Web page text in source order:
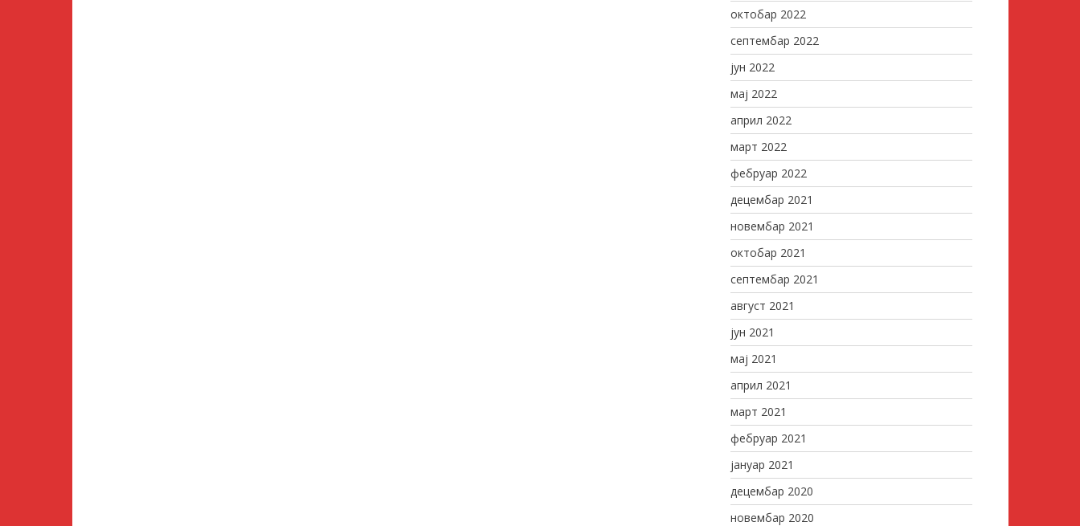
октобар 2022
септембар 2022
јун 2022
мај 2022
април 2022
март 2022
фебруар 2022
децембар 2021
новембар 2021
октобар 2021
септембар 2021
август 2021
јун 2021
мај 2021
април 2021
март 2021
фебруар 2021
јануар 2021
децембар 2020
новембар 2020